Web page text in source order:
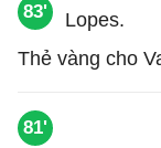
83'
Thẻ vàng cho
81'